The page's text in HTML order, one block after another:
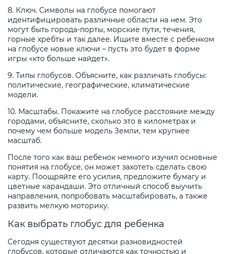
8. Ключ. Символы на глобусе помогают
идентифицировать различные области на нем. Это
могут быть города-порты, морские пути, течения,
горные хребты и так далее. Ищите вместе с ребенком
на глобусе новые ключи – пусть это будет в форме
игры «кто больше найдет».
9. Типы глобусов. Объясните, как различать глобусы:
политические, географические, климатические
модели.
10. Масштабы. Покажите на глобусе расстояние между
городами, объясните, сколько это в километрах и
почему чем больше модель Земли, тем крупнее
масштаб.
После того как ваш ребенок немного изучил основные
понятия на глобусе, он может захотеть сделать свою
карту. Поощряйте его усилия, предложите бумагу и
цветные карандаши. Это отличный способ выучить
направления, попробовать масштабировать, а также
развить мелкую моторику.
Как выбрать глобус для ребенка
Сегодня существуют десятки разновидностей
глобусов, которые отличаются как точностью и